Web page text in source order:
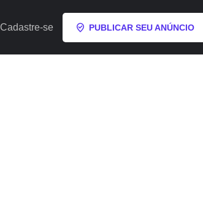
Cadastre-se PUBLICAR SEU ANÚNCIO